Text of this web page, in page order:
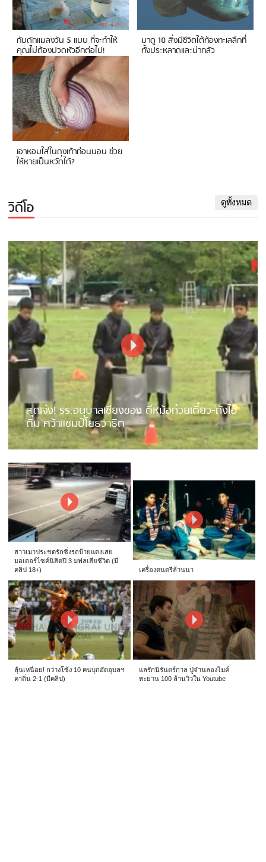
กับดักแมลงวัน 5 แบบ ที่จะทำให้
คุณไม่ต้องปวดหัวอีกต่อไป!
มาดู 10 สิ่งมีชีวิตใต้ท้องทะเลลึกที่
ทั้งประหลาดและน่ากลัว
เอาหอมใส่ในถุงเท้าก่อนนอน ช่วย
ให้หายเป็นหวัดได้?
วิดีโอ ดูทั้งหมด
สุดเจ๋ง! รร.อนุบาลเชียงของ ตีหม้อก๋วยเตี๋ยว-ถังไอ
ติม คว้าแชมป์โยธวาธิต
สาวเมาประชดรักซิ่งรถป้ายแดงเสย
มอเตอร์ไซค์นิสิตปี 3 มฟลเสียชีวิต (มี
คลิป 18+)
เครื่องดนตรีล้านนา
ลุ้นเหนื่อย! กว่างโซ้ง 10 คนบุกอัดอุบลฯ
คาถิ่น 2-1 (มีคลิป)
แลรักนิรันดร์กาล ปู่จ๋านลองไมค์
ทะยาน 100 ล้านวิวใน Youtube